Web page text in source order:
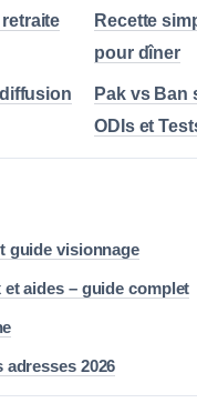
Recette
pour dîner
Pak vs Ban
ODIs et
guide visionnage
aides – guide complet
2026